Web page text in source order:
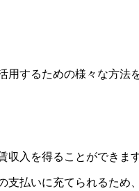
するための様々な方法
入を得ることができます
支払いに充てられるため